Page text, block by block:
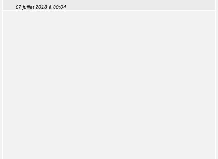
07 juillet 2018 à 00:04